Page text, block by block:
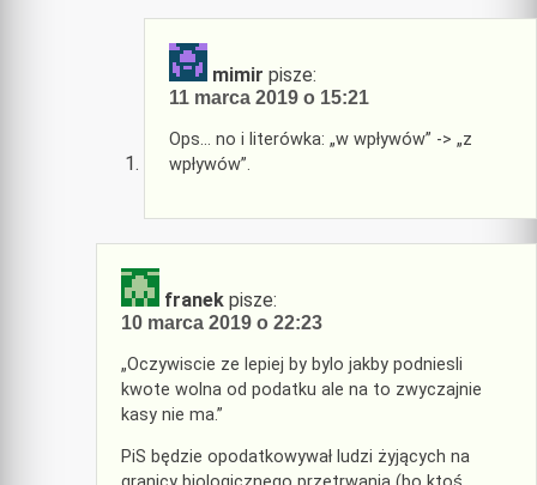
mimir pisze:
11 marca 2019 o 15:21
Ops… no i literówka: „w wpływów” -> „z
wpływów”.
franek pisze:
10 marca 2019 o 22:23
„Oczywiscie ze lepiej by bylo jakby podniesli
kwote wolna od podatku ale na to zwyczajnie
kasy nie ma.”
PiS będzie opodatkowywał ludzi żyjących na